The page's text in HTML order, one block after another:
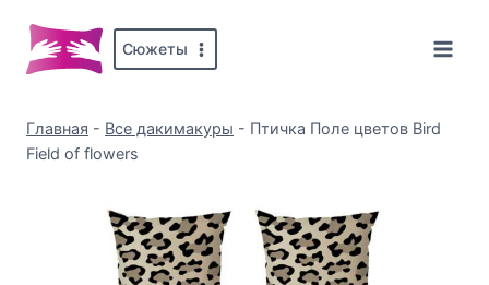
содержимому
Сюжеты
Главная - Все дакимакуры - Птичка Поле цветов Bird
Field of flowers